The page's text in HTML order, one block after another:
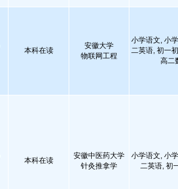
本科在读
安徽大学
物联网工程
小学语文, 小
二英语, 初一
高二
本科在读
安徽中医药大学
针灸推拿学
小学语文, 小
二英语, 初